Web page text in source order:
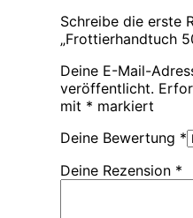
Schreibe die erste
„Frottierhandtuch
Deine E-Mail-
veröffentlicht.
mit * markiert
Deine Bewertung *
Deine Rezension *